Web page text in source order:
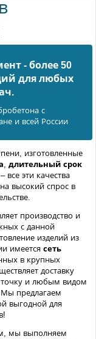
- более 50
для любых
с
и всей России
изготовленные
, длительный срок
– все эти качества
высокий спрос в
производство и
с данной
изделий из
имеется сеть
в крупных
доставку
точку и любым видом
Мы предлагаем
выгодной для
мы выполняем